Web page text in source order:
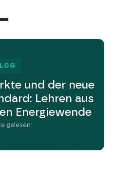
und der neue
Lehren aus
Energiewende
gelesen